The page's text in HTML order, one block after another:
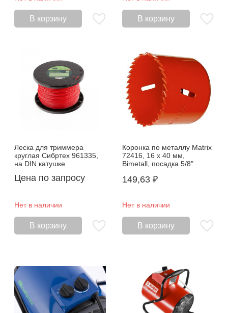
В корзину В корзину
Леска для триммера
круглая Сибртех 961335,
на DIN катушке
Цена по запросу
Нет в наличии
В корзину
Коронка по металлу Matrix
72416, 16 х 40 мм,
Bimetall, посадка 5/8"
149,63 ₽
Нет в наличии
В корзину